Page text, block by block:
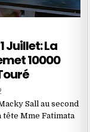
Juillet: La
10000
Sall au second
tête Mme Fatimata